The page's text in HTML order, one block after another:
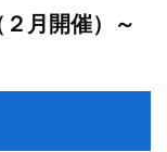
２月開催）～